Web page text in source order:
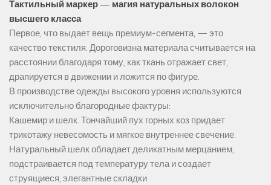
Тактильный маркер — магия натуральных волокон
высшего класса
Первое, что выдает вещь премиум-сегмента, — это
качество текстиля. Дороговизна материала считывается на
расстоянии благодаря тому, как ткань отражает свет,
драпируется в движении и ложится по фигуре.
В производстве одежды высокого уровня используются
исключительно благородные фактуры:
Кашемир и шелк. Тончайший пух горных коз придает
трикотажу невесомость и мягкое внутреннее свечение.
Натуральный шелк обладает деликатным мерцанием,
подстраивается под температуру тела и создает
струящиеся, элегантные складки.